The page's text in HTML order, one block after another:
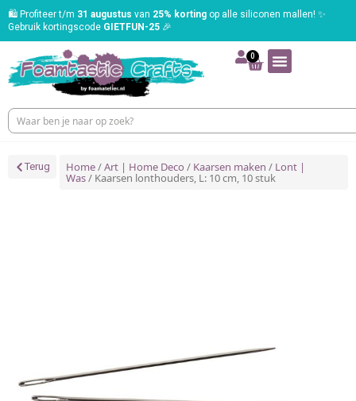
🛍️ Profiteer t/m 31 augustus van 25% korting op alle siliconen mallen! ✨
Gebruik kortingscode GIETFUN-25 🎉
0
Terug Home/Art | Home Deco / Kaarsen maken / Lont |
Was/ Kaarsen lonthouders, L: 10 cm, 10 stuk